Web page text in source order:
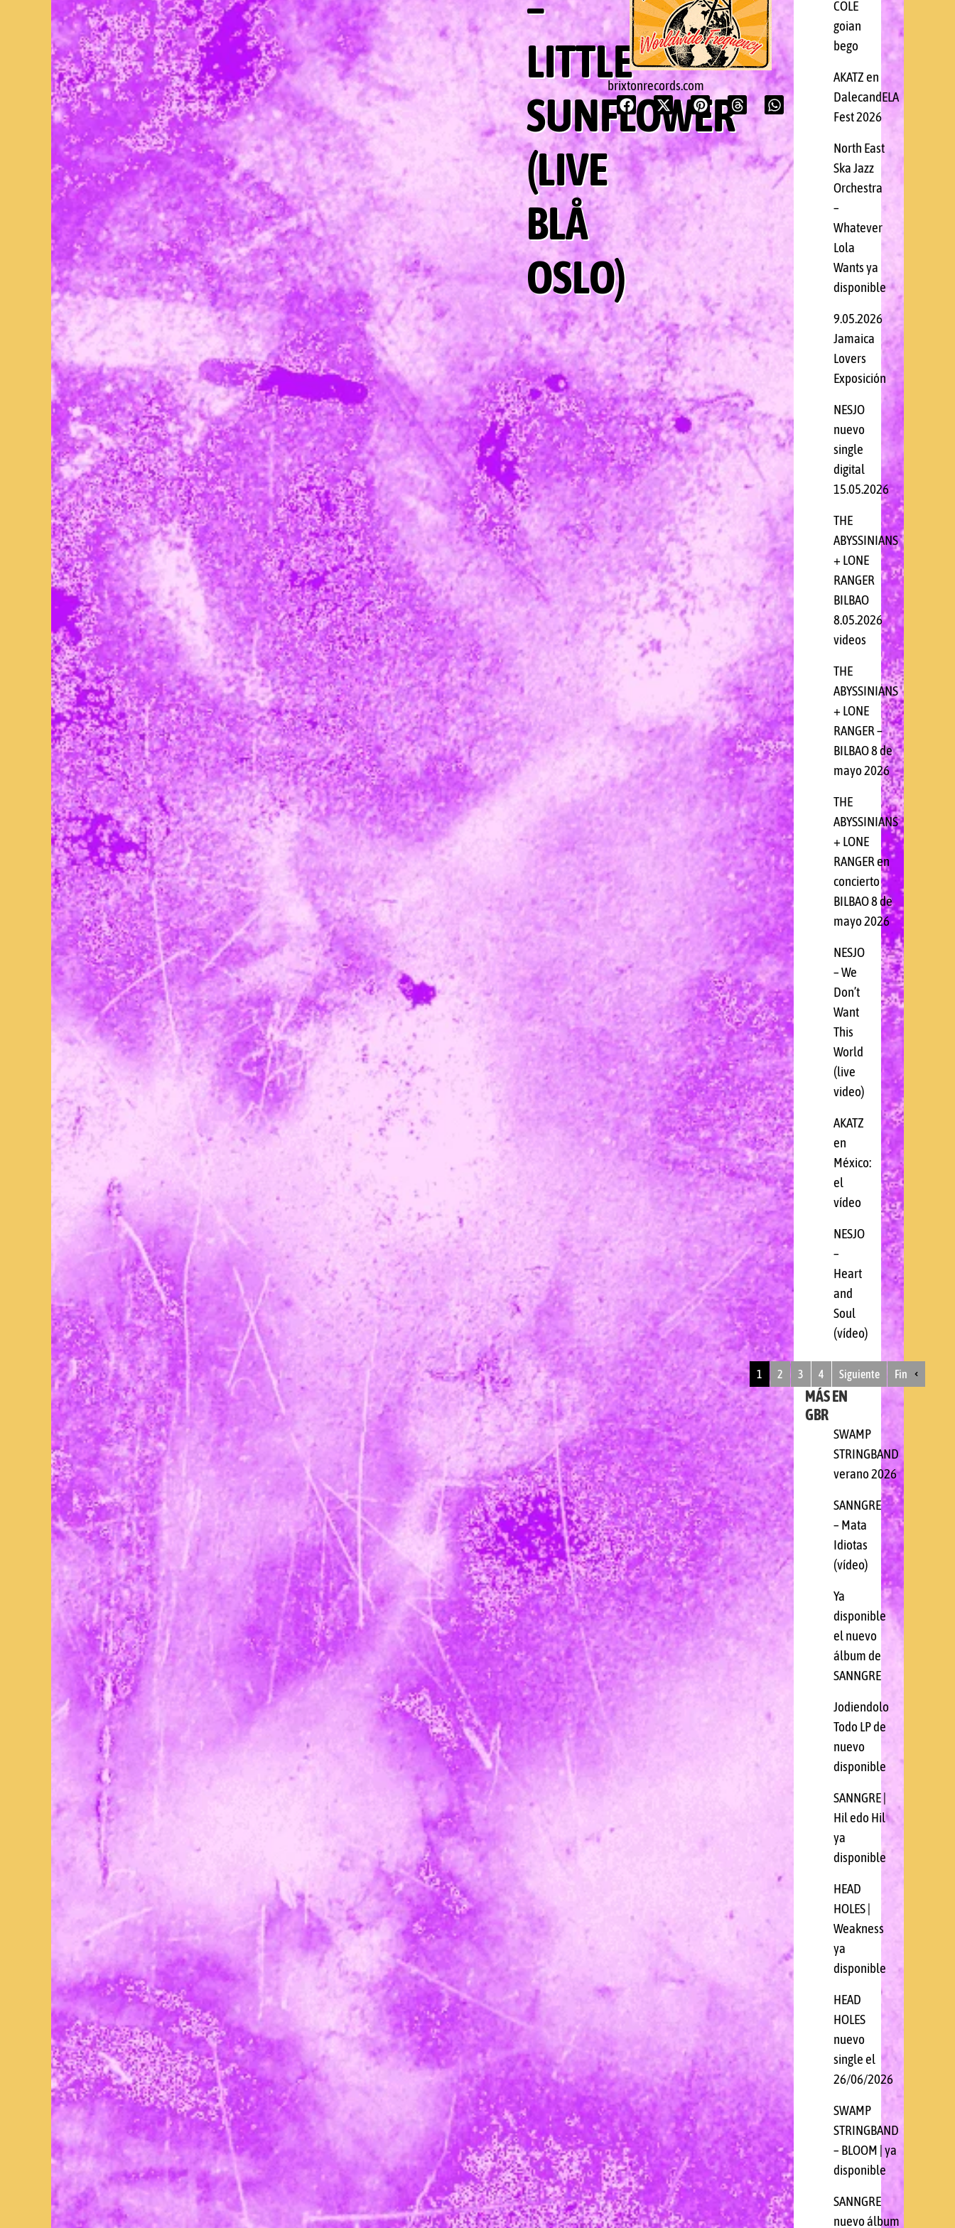
LITTLE
SUNFLOWER
(LIVE
BLÅ
OSLO)
brixtonrecords.com
COLE
goian
bego
AKATZ en
DalecandELA
Fest 2026
North East
Ska Jazz
Orchestra
–
Whatever
Lola
Wants ya
disponible
9.05.2026
Jamaica
Lovers
Exposición
NESJO
nuevo
single
digital
15.05.2026
THE
ABYSSINIANS
+ LONE
RANGER
BILBAO
8.05.2026
videos
THE
ABYSSINIANS
+ LONE
RANGER –
BILBAO 8 de
mayo 2026
THE
ABYSSINIANS
+ LONE
RANGER en
concierto
BILBAO 8 de
mayo 2026
NESJO
– We
Don’t
Want
This
World
(live
video)
AKATZ
en
México:
el
vídeo
NESJO
–
Heart
and
Soul
(vídeo)
1 2 3 4 Siguiente Fin
MÁS EN
GBR
SWAMP
STRINGBAND
verano 2026
SANNGRE
– Mata
Idiotas
(vídeo)
Ya
disponible
el nuevo
álbum de
SANNGRE
Jodiendolo
Todo LP de
nuevo
disponible
SANNGRE |
Hil edo Hil
ya
disponible
HEAD
HOLES |
Weakness
ya
disponible
HEAD
HOLES
nuevo
single el
26/06/2026
SWAMP
STRINGBAND
– BLOOM | ya
disponible
SANNGRE
nuevo álbum